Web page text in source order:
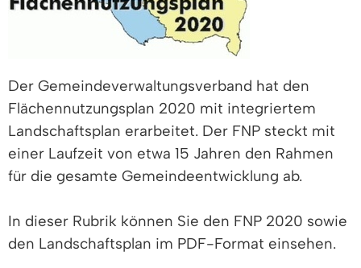
Der Gemeindeverwaltungsverband hat den
Flächennutzungsplan 2020 mit integriertem
Landschaftsplan erarbeitet. Der FNP steckt mit
einer Laufzeit von etwa 15 Jahren den Rahmen
für die gesamte Gemeindeentwicklung ab.
In dieser Rubrik können Sie den FNP 2020 sowie
den Landschaftsplan im PDF-Format einsehen.